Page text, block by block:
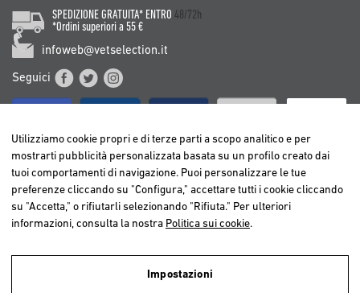
SPEDIZIONE GRATUITA* ENTRO 48/72h
*Ordini superiori a 55 €
infoweb@vetselection.it
Seguici
BELGIË / BELGIQUE
DEUTSCHLAND
ESPAÑA
ITALIA
Utilizziamo cookie propri e di terze parti a scopo analitico e per
mostrarti pubblicità personalizzata basata su un profilo creato dai
tuoi comportamenti di navigazione. Puoi personalizzare le tue
preferenze cliccando su "Configura," accettare tutti i cookie cliccando
su "Accetta," o rifiutarli selezionando "Rifiuta." Per ulteriori
informazioni, consulta la nostra Politica sui cookie.
Impostazioni